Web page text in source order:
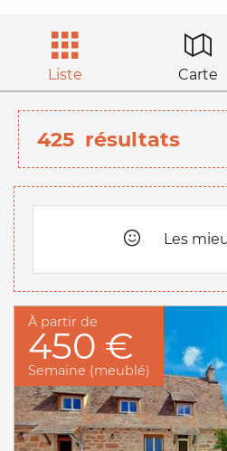
Liste Carte
425 résultats
Les
À partir de
450 €
Semaine (meublé)